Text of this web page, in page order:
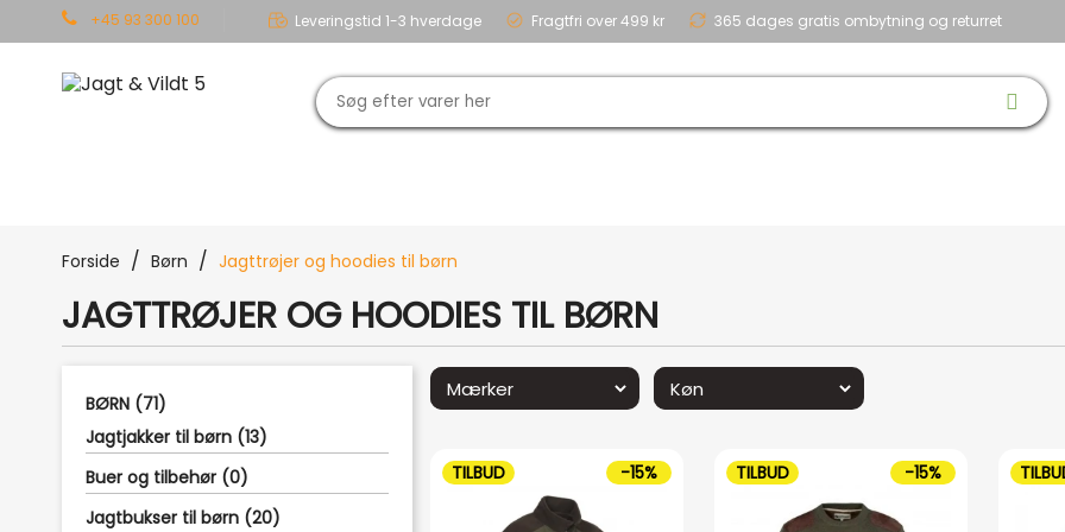
+45 93 300 100 Leveringstid 1-3 hverdage Fragtfri over 499 kr 365 dages gratis ombytning og returret
Forside Børn Jagttrøjer og hoodies til børn
JAGTTRØJER OG HOODIES TIL BØRN
BØRN (71)
Jagtjakker til børn (13)
Buer og tilbehør (0)
Jagtbukser til børn (20)
TILBUD -15% TILBUD -15%